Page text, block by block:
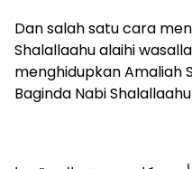
Dan salah satu cara
Shalallaahu alaihi
menghidupkan Amaliah
Baginda Nabi